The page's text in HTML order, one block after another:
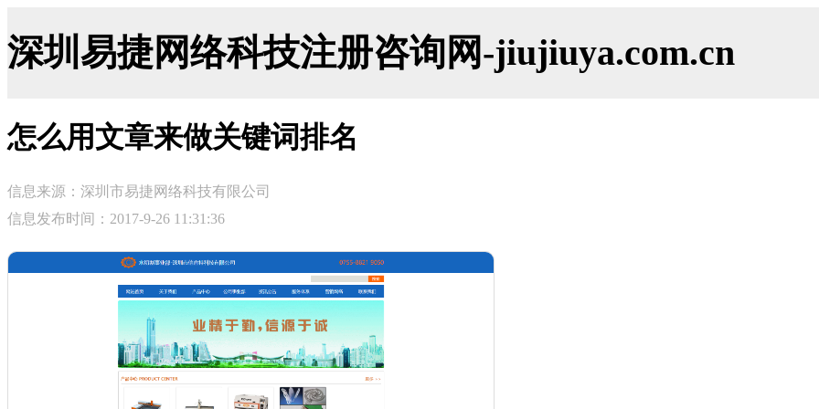
深圳易捷网络科技注册咨询网-jiujiuya.com.cn
怎么用文章来做关键词排名
信息来源：深圳市易捷网络科技有限公司
信息发布时间：2017-9-26 11:31:36